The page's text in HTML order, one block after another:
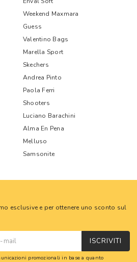
Weekend Maxmara
Guess
Valentino Bags
Marella Sport
Skechers
Andrea Pinto
Paola Ferri
Shooters
Luciano Barachini
Alma En Pena
Melluso
Samsonite
esclusive e per ottenere uno sconto sul
ISCRIVITI
promozionali in base a quanto